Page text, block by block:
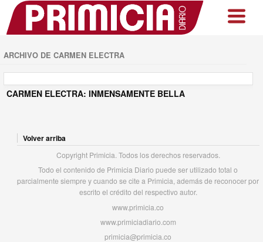
ARCHIVO DE CARMEN ELECTRA
CARMEN ELECTRA: INMENSAMENTE BELLA
Volver arriba
Copyright Primicia. Todos los derechos reservados.
Todo el contenido de Primicia Diario puede ser utilizado total o
parcialmente siempre y cuando se cite a Primicia, además de reconocer por
escrito el crédito del respectivo autor.
www.primicia.co
www.primiciadiario.com
primicia@primicia.co